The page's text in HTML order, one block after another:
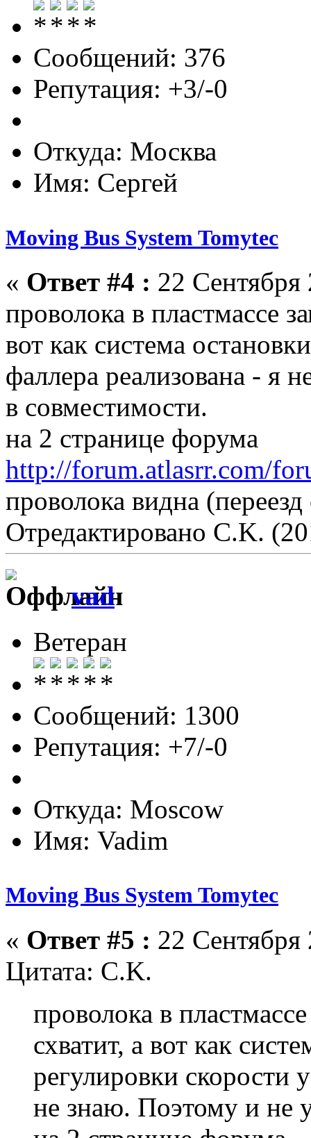
Сообщений: 376
Репутация: +3/-0
Откуда: Москва
Имя: Сергей
Moving Bus System Tomytec
« Ответ #4 : 22
проволока в пластмассе
вот как система
фаллера реализована - я
в совместимости.
на 2 странице форума
http://forum.atlasrr.com/
проволока видна
Отредактировано C.K.
vad
Ветеран
Сообщений: 1300
Репутация: +7/-0
Откуда: Moscow
Имя: Vadim
Moving Bus System Tomytec
« Ответ #5 : 22
Цитата: C.K.
проволока в
схватит, а вот как
регулировки скорости
не знаю. Поэтому и не